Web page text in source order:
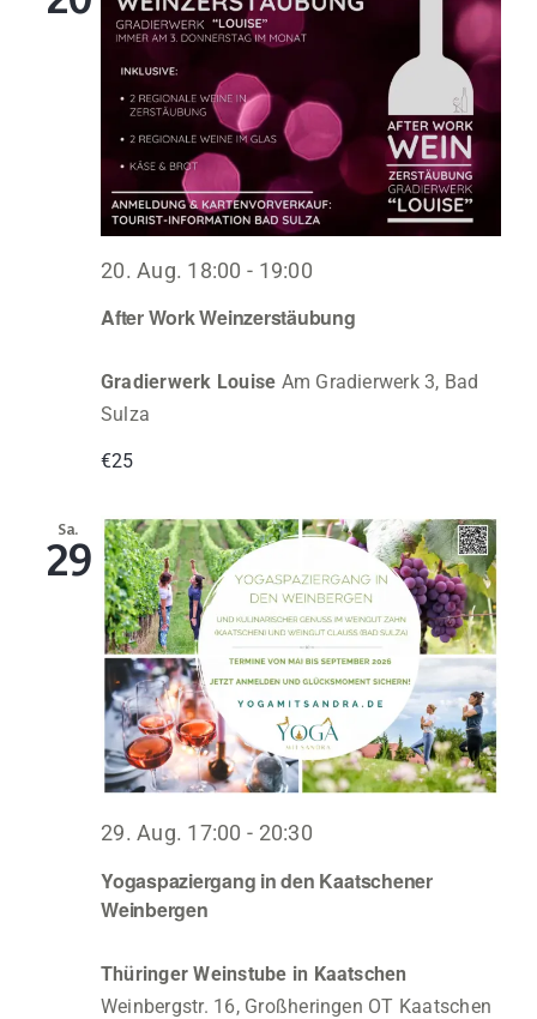
After Work Weinzerstäubung
20. Aug. 18:00 - 19:00
Gradierwerk Louise Am Gradierwerk 3, Bad
Sulza
€25
Sa.
29
Yogaspaziergang in den Kaatschener
Weinbergen
29. Aug. 17:00 - 20:30
Thüringer Weinstube in Kaatschen
Weinbergstr. 16, Großheringen OT Kaatschen